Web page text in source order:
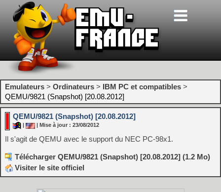
Emulateurs > Ordinateurs > IBM PC et compatibles >
QEMU/9821 (Snapshot) [20.08.2012]
QEMU/9821 (Snapshot) [20.08.2012]
| Mise à jour : 23/08/2012
Il s'agit de QEMU avec le support du NEC PC-98x1.
Télécharger QEMU/9821 (Snapshot) [20.08.2012] (1.2 Mo)
Visiter le site officiel